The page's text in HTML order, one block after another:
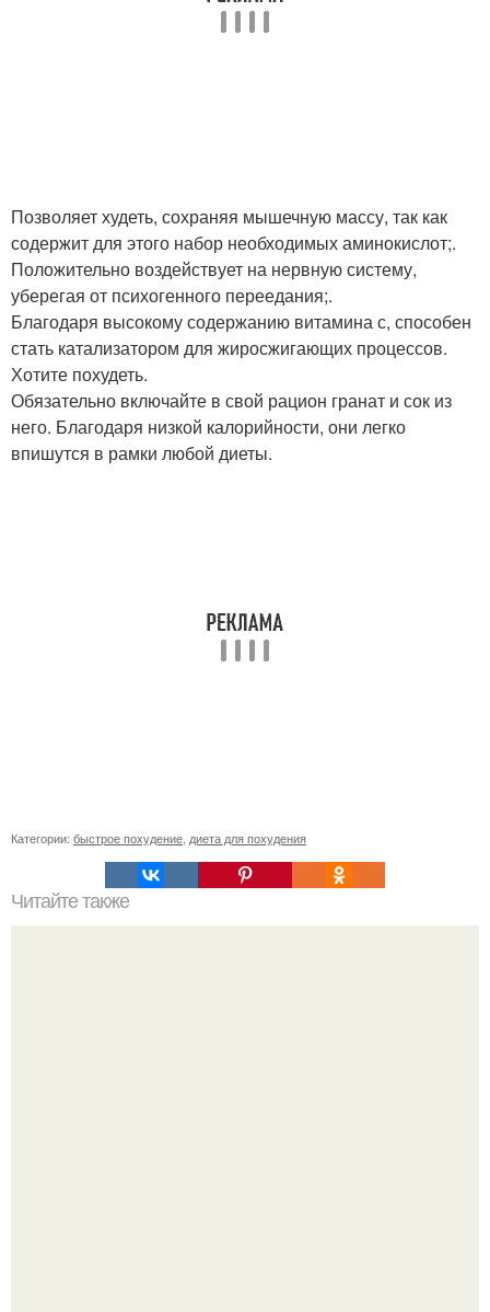
Позволяет худеть, сохраняя мышечную массу, так как
содержит для этого набор необходимых аминокислот;.
Положительно воздействует на нервную систему,
уберегая от психогенного переедания;.
Благодаря высокому содержанию витамина с, способен
стать катализатором для жиросжигающих процессов.
Хотите похудеть.
Обязательно включайте в свой рацион гранат и сок из
него. Благодаря низкой калорийности, они легко
впишутся в рамки любой диеты.
Категории: быстрое похудение диета для похудения
Читайте также